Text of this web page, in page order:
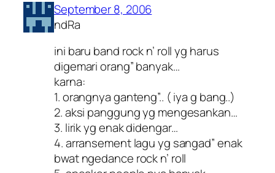
September 8, 2006
ndRa
ini baru band rock n’ roll yg harus
digemari orang” banyak…
karna:
1. orangnya ganteng”.. ( iya g bang..)
2. aksi panggung yg mengesankan…
3. lirik yg enak didengar…
4. arransement lagu yg sangad” enak
bwat ngedance rock n’ roll